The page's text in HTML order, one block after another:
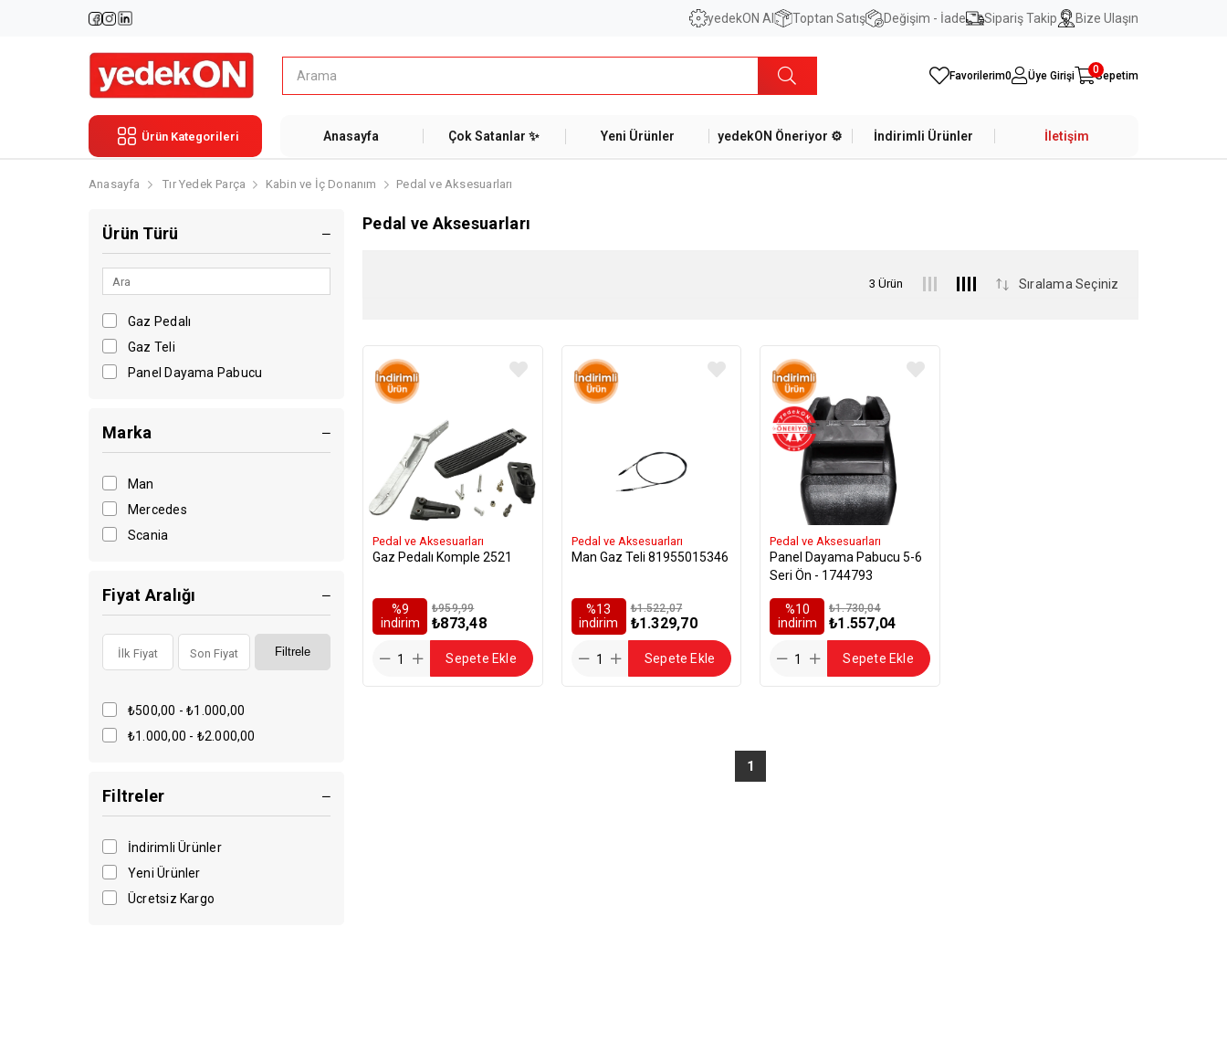
yedekON AI Toptan Satış Değişim - İade Sipariş Takip Bize Ulaşın
Favorilerim0 Üye Girişi Sepetim
0
Ürün Kategorileri Anasayfa Çok Satanlar ✨ Yeni Ürünler yedekON Öneriyor ⚙️ İndirimli Ürünler İletişim
Anasayfa Tır Yedek Parça Kabin ve İç Donanım Pedal ve Aksesuarları
Ürün Türü
Gaz Pedalı
Gaz Teli
Panel Dayama Pabucu
Marka
Man
Mercedes
Scania
Fiyat Aralığı
Filtrele
₺500,00 - ₺1.000,00
₺1.000,00 - ₺2.000,00
Filtreler
İndirimli Ürünler
Yeni Ürünler
Ücretsiz Kargo
Pedal ve Aksesuarları
3 Ürün
Pedal ve Aksesuarları
Gaz Pedalı Komple 2521
%9
i̇ndirim
₺873,48
₺959,99
Sepete Ekle
Pedal ve Aksesuarları
Man Gaz Teli 81955015346
%13
i̇ndirim
₺1.329,70
₺1.522,07
Sepete Ekle
Pedal ve Aksesuarları
Panel Dayama Pabucu 5-6
Seri Ön - 1744793
%10
i̇ndirim
₺1.557,04
₺1.730,04
Sepete Ekle
1